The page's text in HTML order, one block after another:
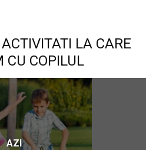
LA CARE
CU COPILUL
AZI